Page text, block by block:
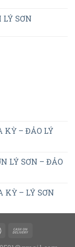
SƠN
KỲ – ĐẢO LÝ
LÝ SƠN – ĐẢO
KỲ – LÝ SƠN